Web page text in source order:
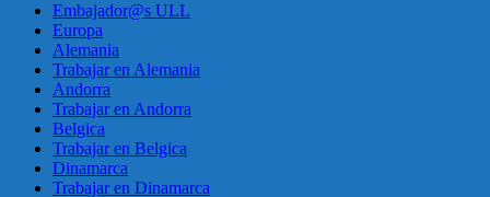
Embajador@s ULL
Europa
Alemania
Trabajar en Alemania
Andorra
Trabajar en Andorra
Belgica
Trabajar en Belgica
Dinamarca
Trabajar en Dinamarca